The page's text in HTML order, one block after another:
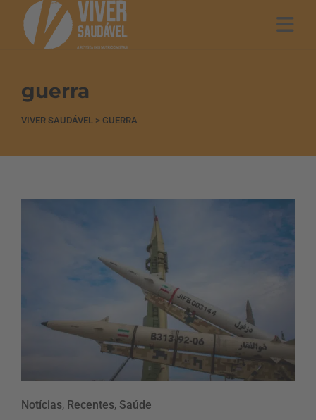
guerra
VIVER SAUDÁVEL > GUERRA
Notícias, Recentes, Saúde